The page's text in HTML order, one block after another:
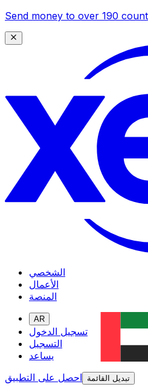
Send money to over 190
الشخصي
الأعمال
المنصة
AR
تسجيل الدخول
التسجيل
يساعد
احصل على التطبيق
تبديل القائمة